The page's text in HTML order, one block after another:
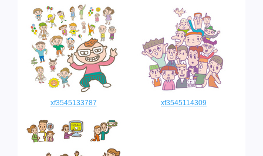
xf3545133787 xf3545114309